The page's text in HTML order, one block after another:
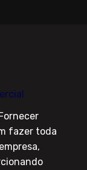
fazer toda